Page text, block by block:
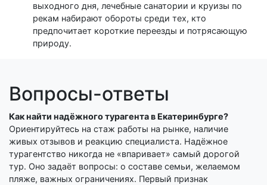
выходного дня, лечебные санатории и круизы по
рекам набирают обороты среди тех, кто
предпочитает короткие переезды и потрясающую
природу.
Вопросы-ответы
Как найти надёжного турагента в Екатеринбурге?
Ориентируйтесь на стаж работы на рынке, наличие
живых отзывов и реакцию специалиста. Надёжное
турагентство никогда не «впаривает» самый дорогой
тур. Оно задаёт вопросы: о составе семьи, желаемом
пляже, важных ограничениях. Первый признак